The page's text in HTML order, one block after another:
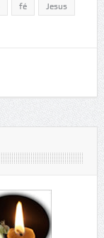
fé Jesus